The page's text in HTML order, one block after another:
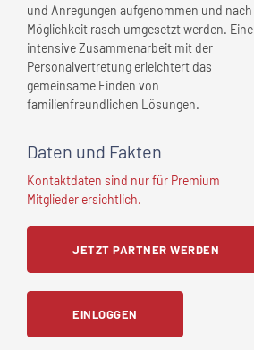
und Anregungen aufgenommen und nach
Möglichkeit rasch umgesetzt werden. Eine
intensive Zusammenarbeit mit der
Personalvertretung erleichtert das
gemeinsame Finden von
familienfreundlichen Lösungen.
Daten und Fakten
Kontaktdaten sind nur für Premium
Mitglieder ersichtlich.
JETZT PARTNER WERDEN
EINLOGGEN